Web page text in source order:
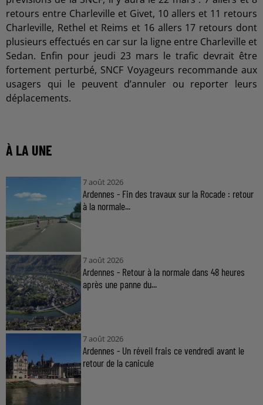
retours entre Charleville et Givet, 10 allers et 11 retours
Charleville, Rethel et Reims et 16 allers 17 retours dont
plusieurs effectués en car sur la ligne entre Charleville et
Sedan. Enfin pour jeudi 23 mars le trafic devrait être
fortement perturbé, SNCF Voyageurs recommande aux
usagers qui le peuvent d’annuler ou reporter leurs
déplacements.
À LA UNE
7 août 2026
Ardennes - Fin des travaux sur la Rocade : retour
à la normale...
7 août 2026
Ardennes - Retour à la normale dans 48 heures
après une panne du...
7 août 2026
Ardennes - Un réveil frais ce vendredi avant le
retour de la canicule